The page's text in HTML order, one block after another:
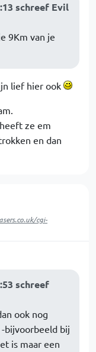
schreef Evil
9Km van je
lief hier ook
ze em
en dan
cgi-
schreef
ook nog
bijvoorbeeld bij
is maar een